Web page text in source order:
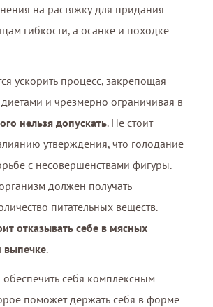
на растяжку для придания
гибкости, а осанке и походке
ускорить процесс, закрепощая
и чрезмерно ограничивая в
нельзя допускать. Не стоит
утверждения, что голодание
с несовершенствами фигуры.
должен получать
питательных веществ.
отказывать себе в мясных
выпечке.
себя комплексным
поможет держать себя в форме